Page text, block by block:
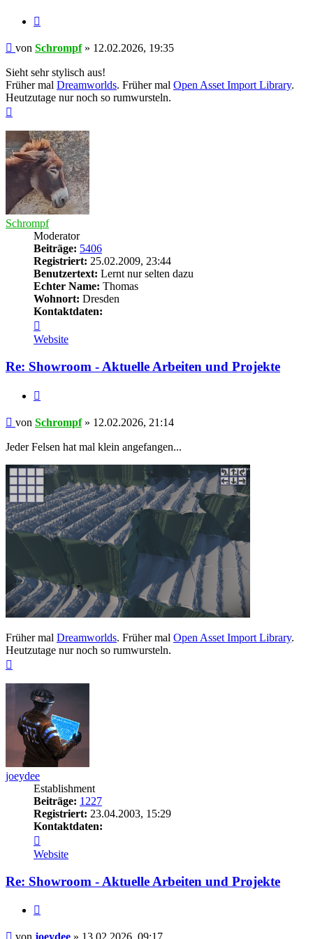
Beitrag
von Schrompf» 12.02.2026, 19:35
Sieht sehr stylisch aus!
Früher mal Dreamworlds. Früher mal Open Asset Import Library.
Heutzutage nur noch so rumwursteln.
Schrompf
Moderator
Beiträge: 5406
Registriert: 25.02.2009, 23:44
Benutzertext: Lernt nur selten dazu
Echter Name: Thomas
Wohnort: Dresden
Kontaktdaten:
von
Schrompf
Website
Re: Showroom - Aktuelle Arbeiten und Projekte
Beitrag
von Schrompf» 12.02.2026, 21:14
Jeder Felsen hat mal klein angefangen...
Früher mal Dreamworlds. Früher mal Open Asset Import Library.
Heutzutage nur noch so rumwursteln.
joeydee
Establishment
Beiträge: 1227
Registriert: 23.04.2003, 15:29
Kontaktdaten:
von
joeydee
Website
Re: Showroom - Aktuelle Arbeiten und Projekte
Beitrag